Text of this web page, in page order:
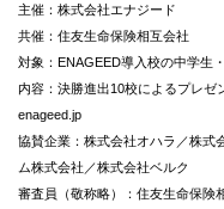
主催：株式会社エナジード
共催：住友生命保険相互会社
対象：ENAGEED導入校の中学生
内容：決勝進出10校によるプレ
enageed.jp
協賛企業：株式会社オハラ／株式
ム株式会社／株式会社ベルク
審査員（敬称略）：住友生命保険